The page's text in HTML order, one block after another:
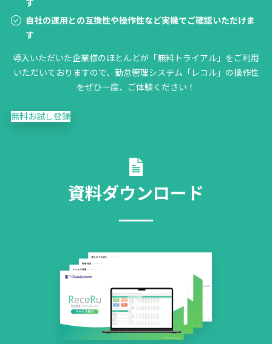
す
自社の運用との互換性や操作性など実機でご確認いただけま
す
導入いただいた企業様のほとんどが「無料トライアル」をご利用
いただいておりますので、勤怠管理システム「レコル」の操作性
をぜひ一度、ご体験ください！
無料お試し登録
資料ダウンロード